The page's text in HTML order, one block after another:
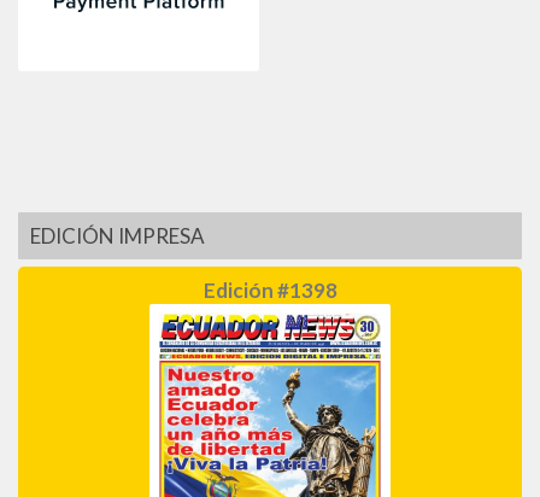
EDICIÓN IMPRESA
Edición #1398